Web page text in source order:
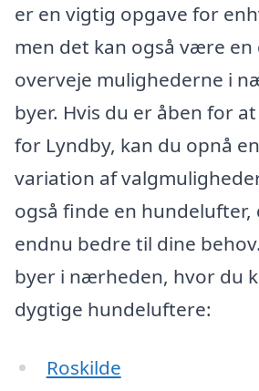
er en vigtig opgave for
men det kan også være en
overveje mulighederne i
byer. Hvis du er åben for
for Lyndby, kan du opnå
variation af
også finde en hundelufter,
endnu bedre til dine
byer i nærheden, hvor du
dygtige hundeluftere:
Roskilde